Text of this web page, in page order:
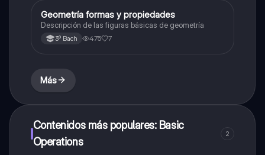
Geometría y trigonometría
Geometría formas y propiedades
Descripción de las figuras básicas de geometría
3º Bach 475 7
Más
Contenidos más populares: Basic
Operations
2